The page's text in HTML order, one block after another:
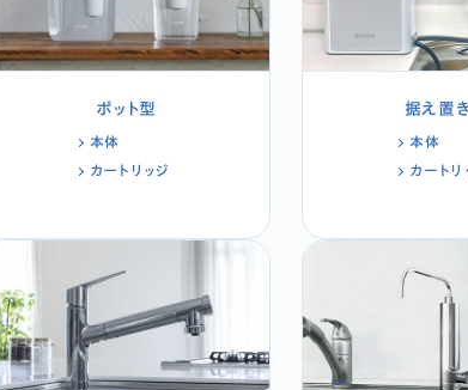
ポット型
本体
カートリッジ
据え置
本体
カートリ